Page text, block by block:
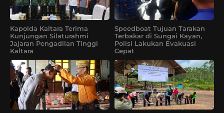
Kapolda Kaltara Terima
Kunjungan Silaturahmi
Jajaran Pengadilan Tinggi
Kaltara
Speedboat Tujuan Tarakan
Terbakar di Sungai Kayan,
Polisi Lakukan Evakuasi
Cepat